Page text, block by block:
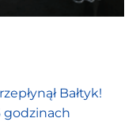
Bałtyk!
godzinach